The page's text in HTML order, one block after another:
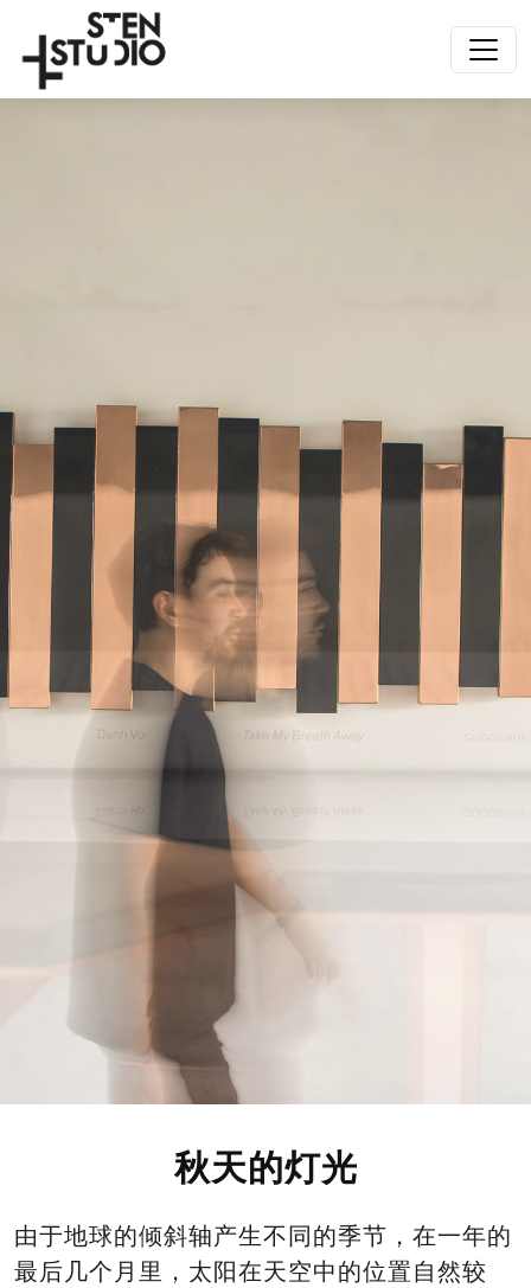
秋天的灯光
由于地球的倾斜轴产生不同的季节，在一年的
最后几个月里，太阳在天空中的位置自然较